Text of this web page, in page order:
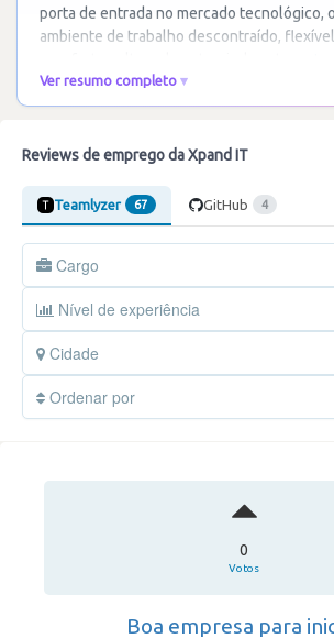
porta de entrada no mercado tecnológico,
ambiente de trabalho descontraído,
Ver resumo completo
Reviews de emprego da Xpand IT
Teamlyzer 67 GitHub 4
Cargo
Nível de experiência
Cidade
Ordenar por
0
Votos
Boa empresa para